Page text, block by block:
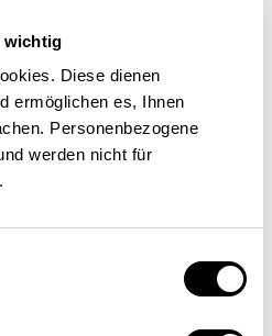
wichtig
Diese dienen
ermöglichen es, Ihnen
Personenbezogene
werden nicht für